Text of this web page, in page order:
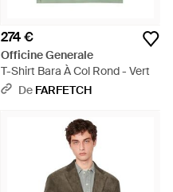
274 €
Officine Generale
T-Shirt Bara À Col Rond - Vert
De FARFETCH